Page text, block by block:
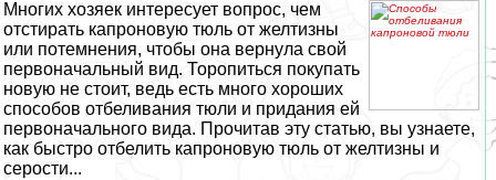
Многих хозяек интересует вопрос, чем
отстирать капроновую тюль от желтизны
или потемнения, чтобы она вернула свой
первоначальный вид. Торопиться покупать
новую не стоит, ведь есть много хороших
способов отбеливания тюли и придания ей
первоначального вида. Прочитав эту статью, вы узнаете,
как быстро отбелить капроновую тюль от желтизны и
серости...